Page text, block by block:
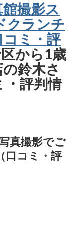
撮影ス
クランチ
コミ・評
から1歳
鈴木さ
・評判情
真撮影でご
口コミ・評